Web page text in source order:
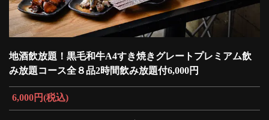
地酒飲放題！黒毛和牛A4すき焼きグレートプレミアム飲
み放題コース全８品2時間飲み放題付6,000円
6,000円(税込)